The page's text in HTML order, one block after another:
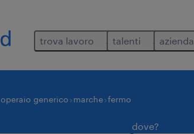
trova lavoro talenti azienda
operaio generico marche fermo
dove?